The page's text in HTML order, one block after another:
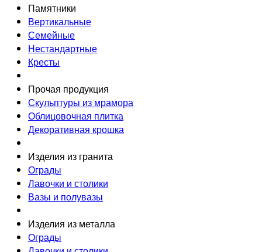
Памятники
Вертикальные
Семейные
Нестандартные
Кресты
Прочая продукция
Скульптуры из мрамора
Облицовочная плитка
Декоративная крошка
Изделия из гранита
Ограды
Лавочки и столики
Вазы и полувазы
Изделия из металла
Ограды